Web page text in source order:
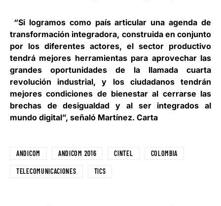
“Si logramos como país articular una agenda de
transformación integradora, construida en conjunto
por los diferentes actores, el sector productivo
tendrá mejores herramientas para aprovechar las
grandes oportunidades de la llamada cuarta
revolución industrial, y los ciudadanos tendrán
mejores condiciones de bienestar al cerrarse las
brechas de desigualdad y al ser integrados al
mundo digital”, señaló Martínez. Carta
ANDICOM ANDICOM 2016 CINTEL COLOMBIA
TELECOMUNICACIONES TICS